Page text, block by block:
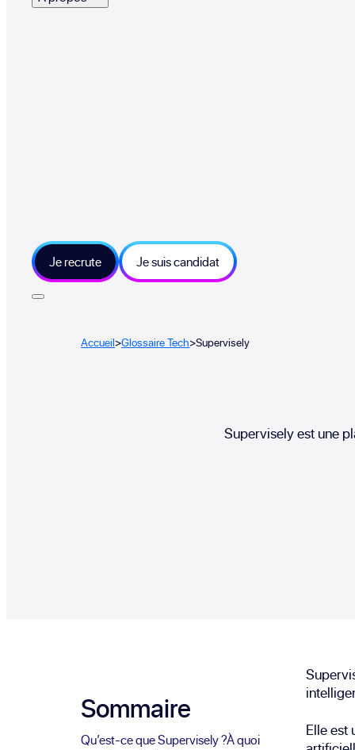
Je recrute Je suis candidat
Accueil>Glossaire Tech>Supervisely
Supervisely est une
Sommaire
Qu’est-ce que Supervisely ?À quoi
Elle est